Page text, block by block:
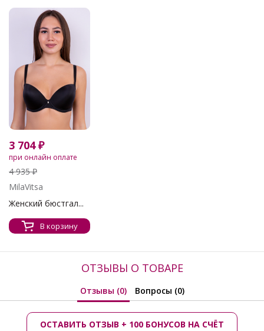
3 704 ₽
при онлайн оплате
4 935 ₽
MilaVitsa
Женский бюстгал...
В корзину
ОТЗЫВЫ О ТОВАРЕ
Отзывы (0) Вопросы (0)
ОСТАВИТЬ ОТЗЫВ + 100 БОНУСОВ НА СЧЁТ